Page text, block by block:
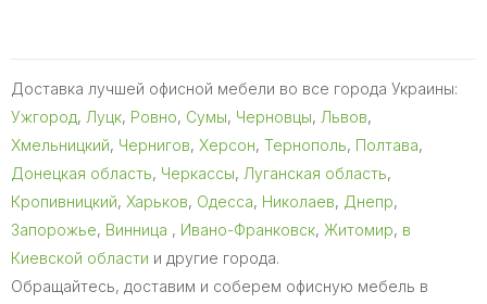
Доставка лучшей офисной мебели во все города Украины:
Ужгород, Луцк, Ровно, Сумы, Черновцы, Львов,
Хмельницкий, Чернигов, Херсон, Тернополь, Полтава,
Донецкая область, Черкассы, Луганская область,
Кропивницкий, Харьков, Одесса, Николаев, Днепр,
Запорожье, Винница , Ивано-Франковск, Житомир, в
Киевской области и другие города.
Обращайтесь, доставим и соберем офисную мебель в